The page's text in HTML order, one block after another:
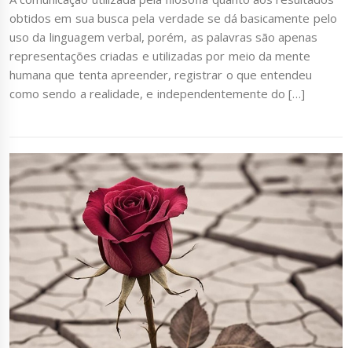
obtidos em sua busca pela verdade se dá basicamente pelo
uso da linguagem verbal, porém, as palavras são apenas
representações criadas e utilizadas por meio da mente
humana que tenta apreender, registrar o que entendeu
como sendo a realidade, e independentemente do […]